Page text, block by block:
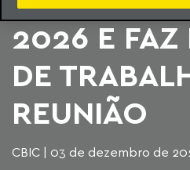
2026 E FAZ
DE
REUNIÃO
CBIC | 03 de dezembro de